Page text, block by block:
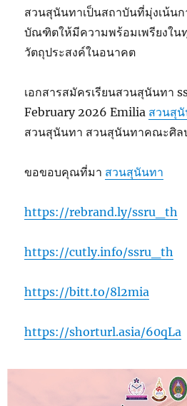
สวนสุนันทาเป็นสถาบันที่มุ่งเน้น
บัณฑิตให้มีความพร้อมเพรียงใน
วัตถุประสงค์ในอนาคต
เอกสารสมัครเรียนสวนสุนันทา
February 2026 Emilia สวนสุ
สวนสุนันทา สวนสุนันทาคณะศิล
ขอขอบคุณที่มา สวนสุนันทา
https://rebrand.ly/ssru_th
https://cutly.info/ssru_th
https://bitt.to/8l2mia
https://shorturl.asia/60qLa